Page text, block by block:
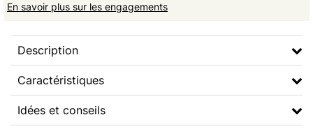
En savoir plus sur les engagements
Description
Caractéristiques
Idées et conseils